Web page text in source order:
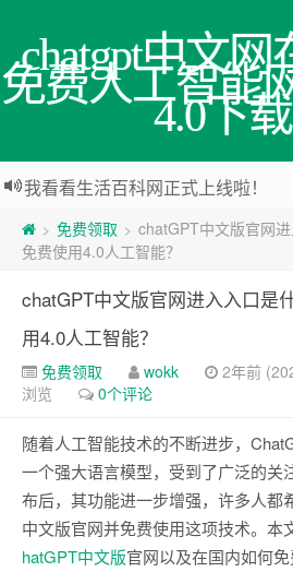
chatgpt中文
免费人工智能
4.0下
我看看生活百科网正式上线啦！
> 免费领取 > chatGPT中文版官网
免费使用4.0人工智能？
chatGPT中文版官网进入入口是
用4.0人工智能？
免费领取 wokk 2年前
浏览
0个评论
随着人工智能技术的不断进步，
一个强大语言模型，受到了广泛的关
布后，其功能进一步增强，许多人都
中文版官网并免费使用这项技术。本
hatGPT中文版官网以及在国内如何